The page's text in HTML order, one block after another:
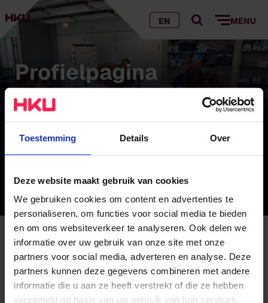
Toestemming Details Over
Deze website maakt gebruik van cookies
We gebruiken cookies om content en advertenties te
personaliseren, om functies voor social media te bieden
en om ons websiteverkeer te analyseren. Ook delen we
informatie over uw gebruik van onze site met onze
partners voor social media, adverteren en analyse. Deze
partners kunnen deze gegevens combineren met andere
informatie die u aan ze heeft verstrekt of die ze hebben
verzameld op basis van uw gebruik van hun services.
EN MENU
Profielpagina
onderzoeker
onderzoekers.
Profielpagina onderzoeker